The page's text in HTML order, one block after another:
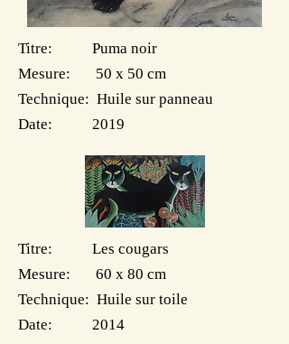
Titre: Puma noir
Mesure: 50 x 50 cm
Technique: Huile sur panneau
Date: 2019
Titre: Les cougars
Mesure: 60 x 80 cm
Technique: Huile sur toile
Date: 2014